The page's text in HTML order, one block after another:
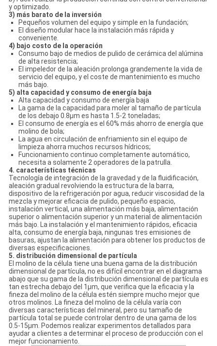
y optimizado.
3) más barato de la inversión
Pequeños volumen del equipo y simple en la fundación;
El diseño modular hace la instalación más rápida y
conveniente.
4) bajo costo de la operación
Consumo bajo de medios de pulido de cerámica del alúmina
de alta resistencia;
El impeledor de la aleación prolonga grandemente la vida de
servicio del equipo, y el coste de mantenimiento es mucho
más bajo.
5) alta capacidad y consumo de energía baja
Alta capacidad y consumo de energía baja
La gama de la capacidad para moler al tamaño de partícula
de los debajo 0.8μm es hasta 1.5-2 toneladas;
El consumo de energía es el 60% más ahorro de energía que
molino de bola;
La agua en circulación de enfriamiento sin el equipo de
limpieza ahorra muchos recursos hídricos;
Funcionamiento continuo completamente automático,
necesita a solamente 2 operadores de la patrulla.
4. características técnicas
Tecnología de integración de la gravedad y de la fluidificación,
aleación gradual revolviendo la estructura de la barra,
dispositivo de la refrigeración por agua, reducir viscosidad de la
mezcla y mejorar eficacia de pulido, pequeño espacio,
instalación vertical, una alimentación más baja, alimentación
superior o alimentación superior y un material de alimentación
más bajo. La instalación y el mantenimiento rápidos, eficacia
alta, consumo de energía baja, ningunas tres emisiones de
basuras, ajustan la alimentación para obtener los productos de
diversas especificaciones.
5. distribución dimensional de partícula
El molino de la célula tiene una buena gama de la distribución
dimensional de partícula, no es difícil encontrar en el diagrama
abajo que su gama de la distribución dimensional de partícula es
tan estrecha debajo del 1μm, que verifica que la eficacia y la
fineza del molino de la célula estén siempre mucho mejor que
otros molinos. La fineza del molino de la célula varía con
diversas características del mineral, pero su tamaño de
partícula total se puede controlar dentro de una gama de los
0.5-15μm. Podemos realizar experimentos detallados para
ayudar a clientes a determinar el proceso de producción con el
mejor funcionamiento.